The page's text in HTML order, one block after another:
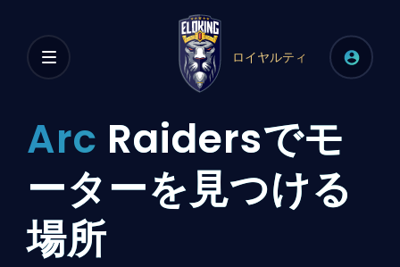
ロイヤルティ
Arc Raidersでモ
ーターを見つける
場所